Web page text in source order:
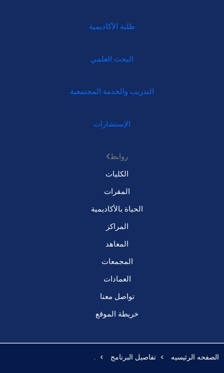
طلبة الأكاديمية
البحث العلمي
التدريب والخدمة المجتمعية
الإستشارات
روابط
الكليات
المقرات
الحياة بالأكاديمية
المراكز
المعاهد
المجمعات
العمادات
تواصل معنا
خريطة الموقع
الصفحه الرئيسيه تفاصيل البرنامج .